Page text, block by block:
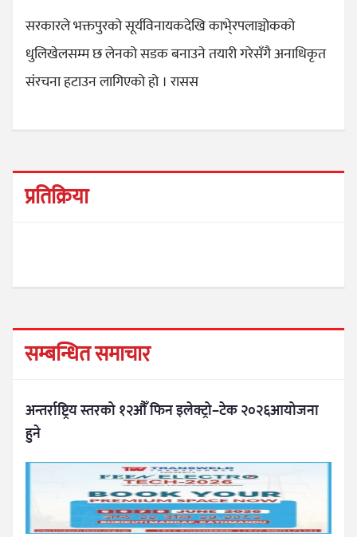
सरकारले भक्तपुरको सूर्यविनायकदेखि काभे्रपलाञ्चोकको
धुलिखेलसम्म छ लेनको सडक बनाउने तयारी गरेसँगै अनाधिकृत
संरचना हटाउन लागिएको हो । रासस
प्रतिक्रिया
सम्बन्धित समाचार
अन्तर्राष्ट्रिय स्तरको १२औँ फिन इलेक्ट्रो–टेक २०२६आयोजना
हुने